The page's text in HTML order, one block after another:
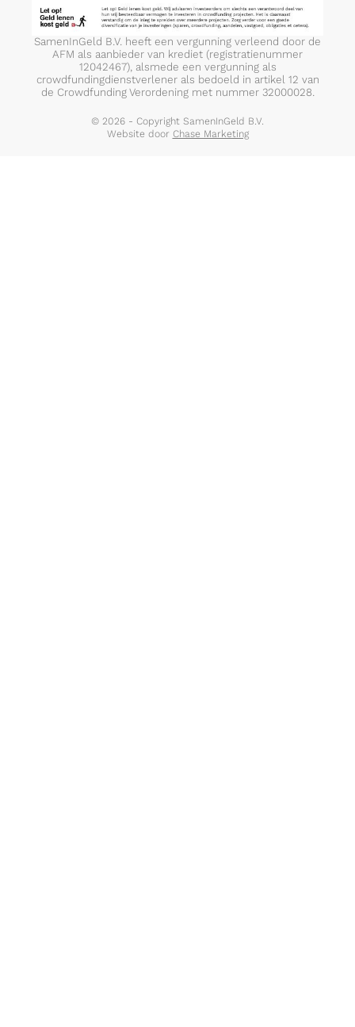
SamenInGeld B.V. heeft een vergunning verleend door de
AFM als aanbieder van krediet (registratienummer
12042467), alsmede een vergunning als
crowdfundingdienstverlener als bedoeld in artikel 12 van
de Crowdfunding Verordening met nummer 32000028.
© 2026 - Copyright SamenInGeld B.V.
Website door Chase Marketing